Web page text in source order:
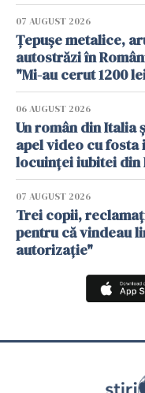
07 AUGUST 2026
Țepușe metalice,
autostrăzi în
"Mi-au cerut 1200
06 AUGUST 2026
Un român din Italia
apel video cu fosta
locuinței iubitei din
07 AUGUST 2026
Trei copii,
pentru că vindeau
autorizație"